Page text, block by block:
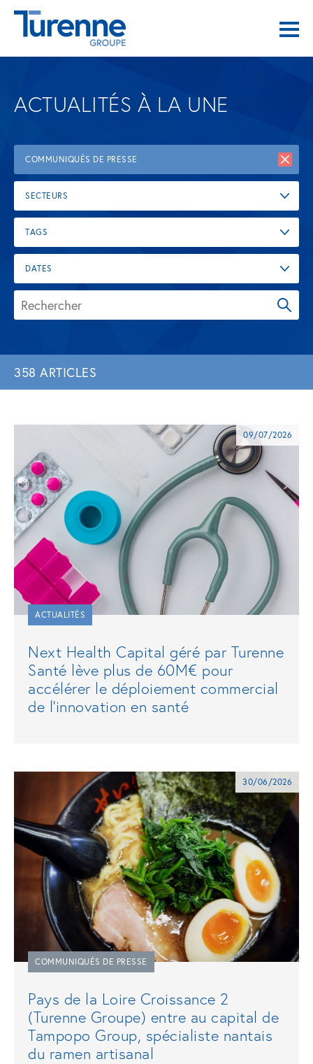
ACTUALITÉS À LA UNE
COMMUNIQUÉS DE PRESSE
SECTEURS
TAGS
DATES
358 ARTICLES
09/07/2026
ACTUALITÉS
Next Health Capital géré par Turenne
Santé lève plus de 60M€ pour
accélérer le déploiement commercial
de l'innovation en santé
30/06/2026
COMMUNIQUÉS DE PRESSE
Pays de la Loire Croissance 2
(Turenne Groupe) entre au capital de
Tampopo Group, spécialiste nantais
du ramen artisanal